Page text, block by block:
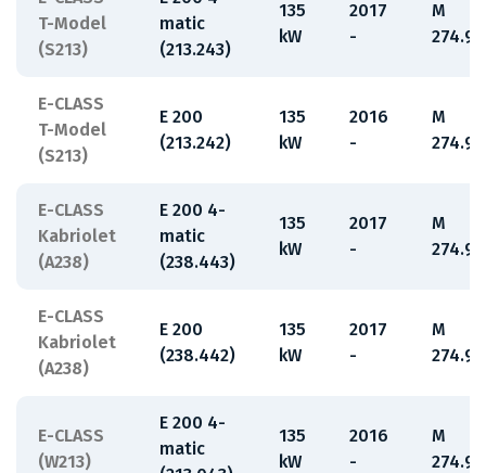
T-Model
(S213)
matic
(213.243)
135
kW
2017
-
M
E-CLASS
T-Model
(S213)
E 200
(213.242)
135
kW
2016
-
M
E-CLASS
Kabriolet
(A238)
E 200 4-
matic
(238.443)
135
kW
2017
-
M
E-CLASS
Kabriolet
(A238)
E 200
(238.442)
135
kW
2017
-
M
E-CLASS
(W213)
E 200 4-
matic
135
kW
2016
-
M